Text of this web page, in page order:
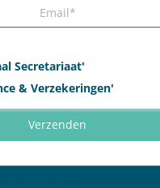
Secretariaat'
& Verzekeringen'